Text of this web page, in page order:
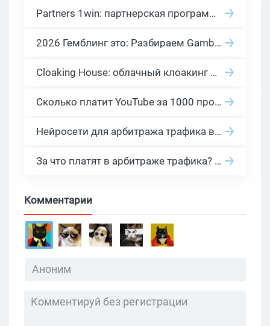
Partners 1win: партнерская программа казино в нише гемблинг арбитраж
2026 Гемблинг это: Разбираем Gambling вертикаль, и все что связано с гемблинг и беттинг офферами
Cloaking House: облачный клоакинг для фильтрации ботов FB и Google Ads — гайд PHP-интеграции 2026
Сколько платит YouTube за 1000 просмотров в 2026: реальные цифры от 0.5 до 36 USD по ГЕО
Нейросети для арбитража трафика в 2026: инструменты, кейсы и AI-медиабайеры
За что платят в арбитраже трафика? 30 моделей оплаты в бурж и СНГ партнерках
Комментарии